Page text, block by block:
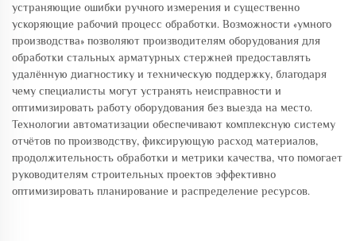
устраняющие ошибки ручного измерения и существенно
ускоряющие рабочий процесс обработки. Возможности «умного
производства» позволяют производителям оборудования для
обработки стальных арматурных стержней предоставлять
удалённую диагностику и техническую поддержку, благодаря
чему специалисты могут устранять неисправности и
оптимизировать работу оборудования без выезда на место.
Технологии автоматизации обеспечивают комплексную систему
отчётов по производству, фиксирующую расход материалов,
продолжительность обработки и метрики качества, что помогает
руководителям строительных проектов эффективно
оптимизировать планирование и распределение ресурсов.